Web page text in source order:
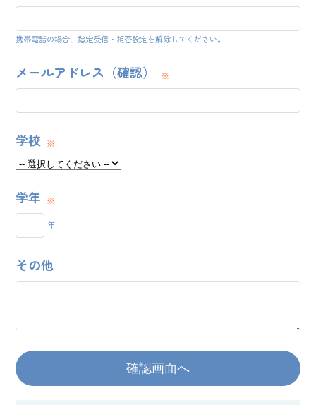
携帯電話の場合、指定受信・拒否設定を解除してください。
メールアドレス（確認）
学校
学年
年
その他